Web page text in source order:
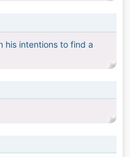
his intentions to find a